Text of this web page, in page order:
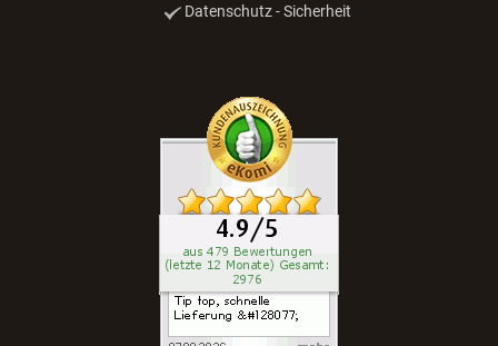
Datenschutz - Sicherheit